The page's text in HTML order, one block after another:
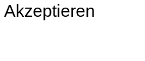
Akzeptieren